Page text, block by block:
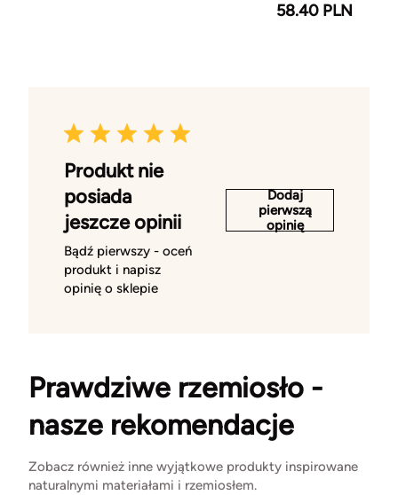
58.40 PLN
Produkt nie
posiada
jeszcze opinii
Bądź pierwszy - oceń
produkt i napisz
opinię o sklepie
Dodaj
pierwszą
opinię
Prawdziwe rzemiosło -
nasze rekomendacje
Zobacz również inne wyjątkowe produkty inspirowane
naturalnymi materiałami i rzemiosłem.